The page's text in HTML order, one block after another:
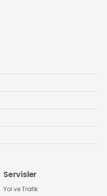
Servisler
Yol ve Trafik